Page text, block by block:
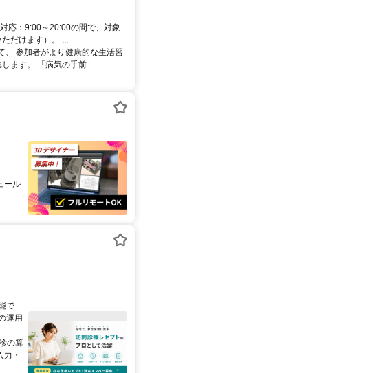
応：9:00～20:00の間で、対象
だけます）。 ...
、 参加者がより健康的な生活習
ます。 「病気の手前...
ール
で
運用
の算
・